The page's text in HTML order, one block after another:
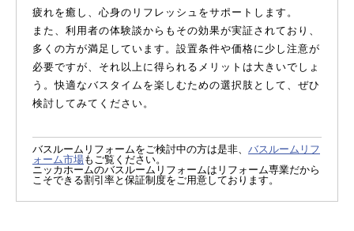
疲れを癒し、心身のリフレッシュをサポートします。
また、利用者の体験談からもその効果が実証されており、
多くの方が満足しています。設置条件や価格に少し注意が
必要ですが、それ以上に得られるメリットは大きいでしょ
う。快適なバスタイムを楽しむための選択肢として、ぜひ
検討してみてください。
バスルームリフォームをご検討中の方は是非、 バスルームリフ
ォーム市場もご覧ください。
ニッカホームのバスルームリフォームはリフォーム専業だから
こそできる割引率と保証制度をご用意しております。